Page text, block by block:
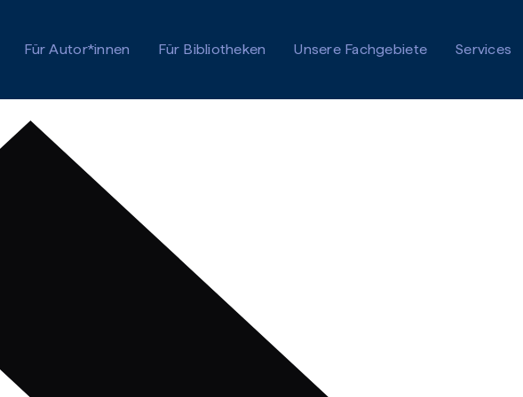
Für Autor*innen
Für Bibliotheken Unsere Fachgebiete Services